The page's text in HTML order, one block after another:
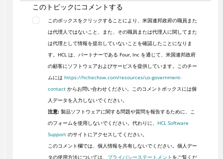
このトピックにコメントする
このボックスをクリックすることにより、米国連邦政府の職員また
は代理人ではないこと、また、その職員または代理人に関してまた
は代理として情報を提出していないことを確認したことになりま
す。HCL は、パートナーである Four, Inc を通じて、米国連邦政府
の顧客にソフトウェアおよびサービスを提供しています。このチー
ムには https://hcltechsw.com/resources/us-government-
contactからお問い合わせください。このコメントボックスには個
人データを入力しないでください。
注意:製品ソフトウェアに関する問題や質問を報告するために、こ
のフォームを使用しないでください。代わりに、 HCL Software
Supportのサイトにアクセスしてください。
このコメント欄では、個人情報を共有しないでください。個人デー
タの使用方法については、 プライバシーステートメント をご覧くだ